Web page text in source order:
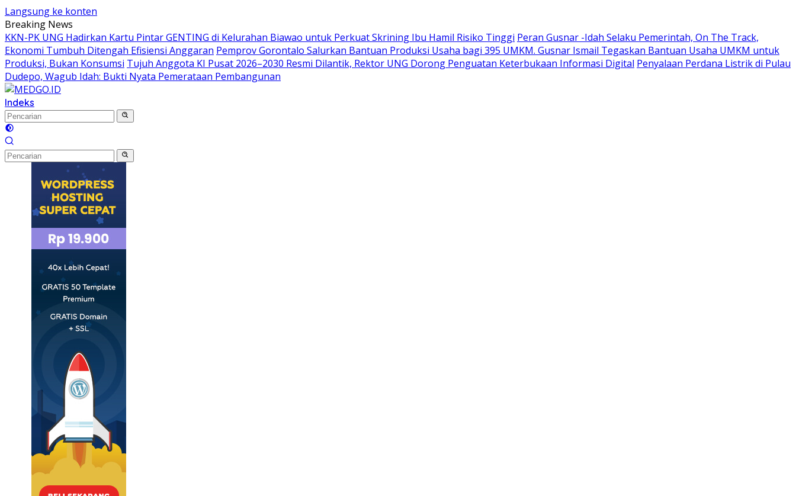
Langsung ke konten
Breaking News
KKN-PK UNG Hadirkan Kartu Pintar GENTING di Kelurahan Biawao untuk Perkuat Skrining Ibu Hamil Risiko Tinggi Peran Gusnar -Idah Selaku Pemerintah, On The Track,
Ekonomi Tumbuh Ditengah Efisiensi Anggaran Pemprov Gorontalo Salurkan Bantuan Produksi Usaha bagi 395 UMKM. Gusnar Ismail Tegaskan Bantuan Usaha UMKM untuk
Produksi, Bukan Konsumsi Tujuh Anggota KI Pusat 2026–2030 Resmi Dilantik, Rektor UNG Dorong Penguatan Keterbukaan Informasi Digital Penyalaan Perdana Listrik di Pulau
Dudepo, Wagub Idah: Bukti Nyata Pemerataan Pembangunan
Indeks